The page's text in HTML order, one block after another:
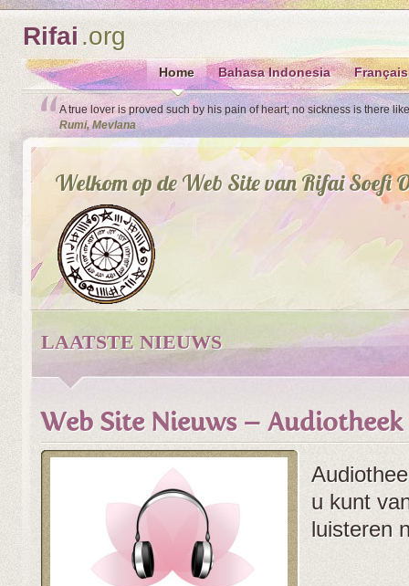
Rifai.org
Home Bahasa Indonesia Français
A true lover is proved such by his pain of heart; no sickness is there
Rumi, Mevlana
Welkom op de Web Site van Rifai Soefi
LAATSTE NIEUWS
Web Site Nieuws –
u kunt
luisteren